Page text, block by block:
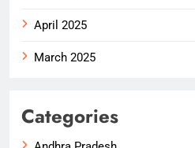
April 2025
March 2025
Categories